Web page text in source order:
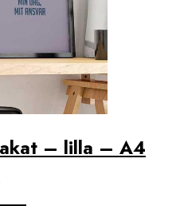
– lilla – A4